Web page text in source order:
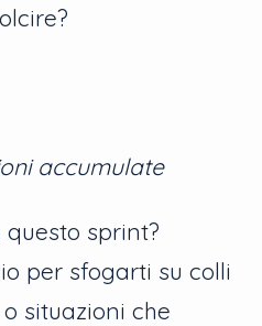
accumulate
sprint?
per sfogarti su colli
situazioni che